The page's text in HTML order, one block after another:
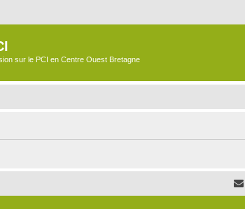
sur le PCI en Centre Ouest Bretagne